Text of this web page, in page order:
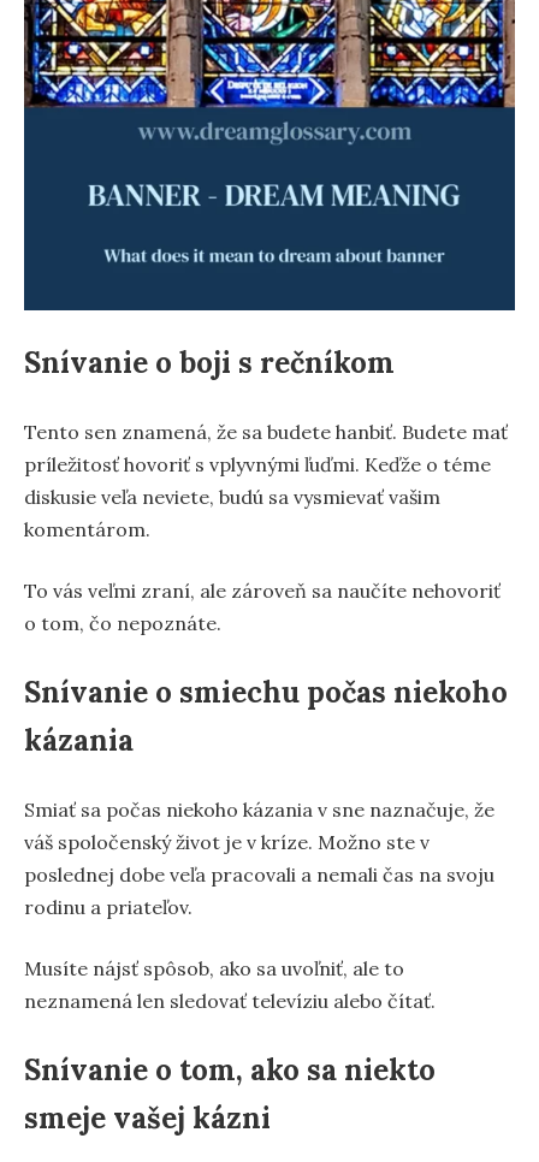
Snívanie o boji s rečníkom
Tento sen znamená, že sa budete hanbiť. Budete mať
príležitosť hovoriť s vplyvnými ľuďmi. Keďže o téme
diskusie veľa neviete, budú sa vysmievať vašim
komentárom.
To vás veľmi zraní, ale zároveň sa naučíte nehovoriť
o tom, čo nepoznáte.
Snívanie o smiechu počas niekoho
kázania
Smiať sa počas niekoho kázania v sne naznačuje, že
váš spoločenský život je v kríze. Možno ste v
poslednej dobe veľa pracovali a nemali čas na svoju
rodinu a priateľov.
Musíte nájsť spôsob, ako sa uvoľniť, ale to
neznamená len sledovať televíziu alebo čítať.
Snívanie o tom, ako sa niekto
smeje vašej kázni